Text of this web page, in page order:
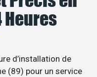
Heures
d’installation de
(89) pour un service